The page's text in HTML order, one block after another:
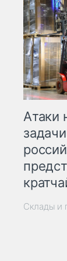
Атаки
Склады и